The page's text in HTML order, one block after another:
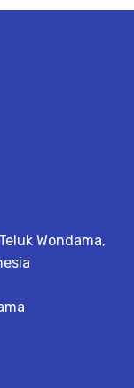
Wondama,